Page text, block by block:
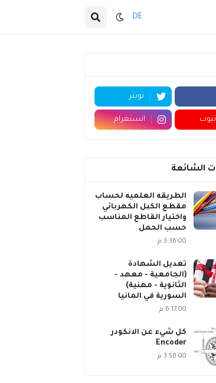
DE
تويتر
انستغرام
الشائعة
الطريقه العلميه لحساب
مقطع الكبل الكهربائي
واختيار القاطع المناسب
حسب الحمل
3:36:00 م
تعديل الشهادة
(الجامعية - معهد -
الثانوية - مهنية)
السورية في المانيا
6:17:00 م
كل شيء عن الانكودر
Encoder
3:58:00 م